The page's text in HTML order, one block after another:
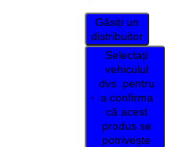
Găsiți un
distribuitor
Selectați
vehiculul
dvs. pentru
a confirma
că acest
produs se
potrivește